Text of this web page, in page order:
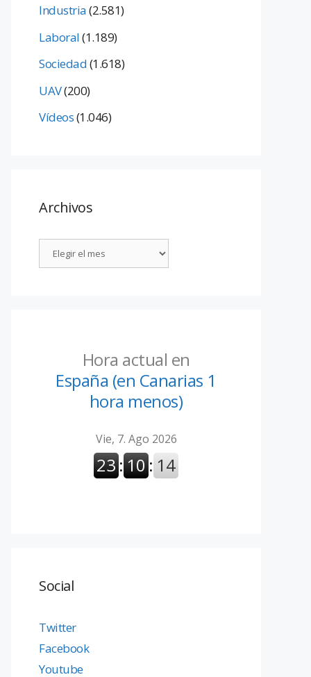
Industria(2.581)
Laboral(1.189)
Sociedad(1.618)
UAV(200)
Vídeos(1.046)
Archivos
Hora actual en
España (en Canarias 1
hora menos)
Social
Twitter
Facebook
Youtube